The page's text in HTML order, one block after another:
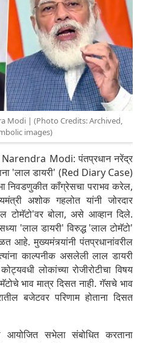
Modi | (Photo Credits: Archived,
images)
Modi: पंतप्रधान नरेंद्र
'लाल डायरी' (Red Diary Case)
निवडणुकीत काँग्रेसचा पराभव करेल,
अशोक गहलोत यांनी जोरदार
टोमॅटो'वर बोला, असे आव्हान दिले.
'लाल डायरी' विरुद्ध 'लाल टोमॅटो'
आहे. मुख्यमंत्र्यांनी पंतप्रधानांवरील
काल्पनीक असलेली लाल डायरी
लोकांच्या रोजीरोटीचा विषय
भाव मात्र दिसत नाही. गॅसचे भाव
बजेटवर परिणाम होताना दिसत
आयोजित सभेला संबोधित करताना